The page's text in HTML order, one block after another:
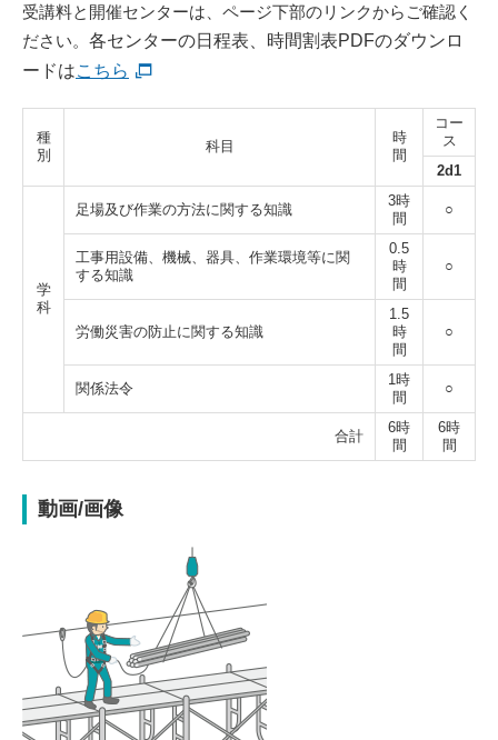
受講料と開催センターは、ページ下部のリンクからご確認く
ださい。 各センターの日程表、時間割表PDFのダウンロ
ードはこちら
種
別
科目
時
間
コー
ス
2d1
学
科
足場及び作業の方法に関する知識
3時
間
○
工事用設備、機械、器具、作業環境等に関
する知識
0.5
時
間
○
労働災害の防止に関する知識
1.5
時
間
○
関係法令
1時
間
○
合計
6時
間
6時
間
動画/画像